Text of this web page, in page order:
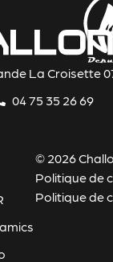
La Croisette
04 75 35 26 69
© 2026
Politique de
Politique de